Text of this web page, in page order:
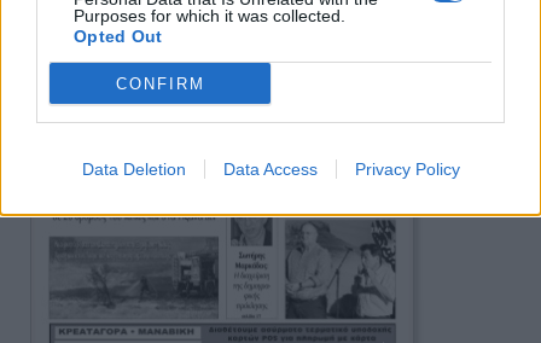
Purposes for which it was collected.
Opted Out
CONFIRM
Data Deletion Data Access Privacy Policy